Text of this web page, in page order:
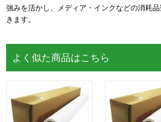
強みを活かし、メディア・インクなどの消耗
きます。
よく似た商品はこちら